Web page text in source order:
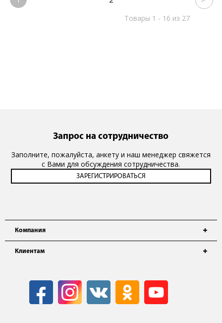
Товары 1 - 16 из 27
Компания
Клиентам
Запрос на сотрудничество
Заполните, пожалуйста, анкету и наш менеджер свяжется
с Вами для обсуждения сотрудничества.